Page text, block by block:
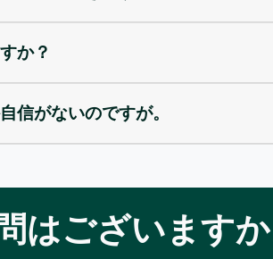
か？
信がないのですが。
はございますか